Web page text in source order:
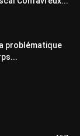
problématique